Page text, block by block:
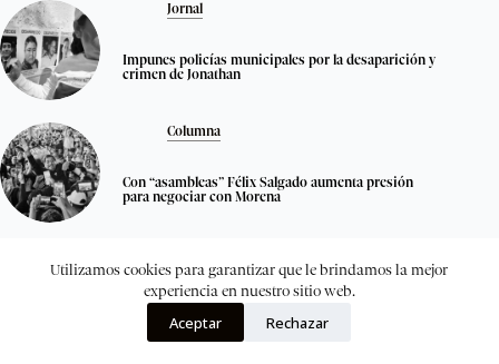
Utilizamos cookies para garantizar que le brindamos la mejor
experiencia en nuestro sitio web.
Aceptar Rechazar
Jornal
Impunes policías municipales por la desaparición y
crimen de Jonathan
Columna
Con “asambleas” Félix Salgado aumenta presión
para negociar con Morena
La extraña fortuna de Pedro Segura; el empresario
que busca de nuevo la gubernatura de Guerrero